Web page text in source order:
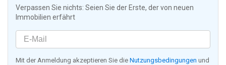
Verpassen Sie nichts: Seien Sie der Erste, der von neuen
Immobilien erfährt
Mit der Anmeldung akzeptieren Sie die Nutzungsbedingungen und